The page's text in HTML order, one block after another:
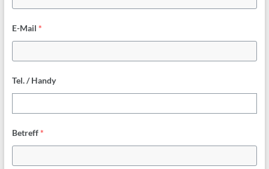
E-Mail *
Tel. / Handy
Betreff*